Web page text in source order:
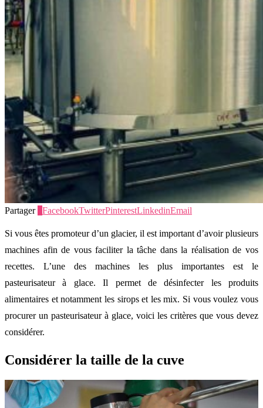
Partager FacebookTwitterPinterestLinkedinEmail
Si vous êtes promoteur d’un glacier, il est important d’avoir plusieurs
machines afin de vous faciliter la tâche dans la réalisation de vos
recettes. L’une des machines les plus importantes est le
pasteurisateur à glace. Il permet de désinfecter les produits
alimentaires et notamment les sirops et les mix. Si vous voulez vous
procurer un pasteurisateur à glace, voici les critères que vous devez
considérer.
Considérer la taille de la cuve